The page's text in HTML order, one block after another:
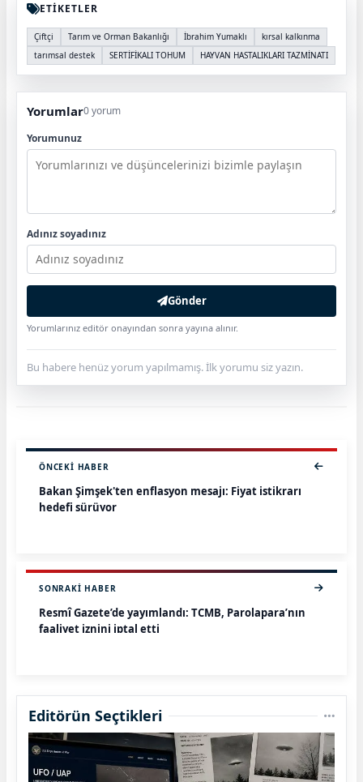
ETİKETLER
Çiftçi Tarım ve Orman Bakanlığı İbrahim Yumaklı
kırsal kalkınma
tarımsal destek
SERTİFİKALI TOHUM HAYVAN HASTALIKLARI TAZMİNATI
Yorumlar0 yorum
Yorumunuz
Adınız soyadınız
Gönder
Yorumlarınız editör onayından sonra yayına alınır.
Bu habere henüz yorum yapılmamış. İlk yorumu siz yazın.
ÖNCEKI HABER
Bakan Şimşek'ten enflasyon mesajı: Fiyat istikrarı
hedefi sürüyor
SONRAKI HABER
Resmî Gazete’de yayımlandı: TCMB, Parolapara’nın
faaliyet iznini iptal etti
Editörün Seçtikleri